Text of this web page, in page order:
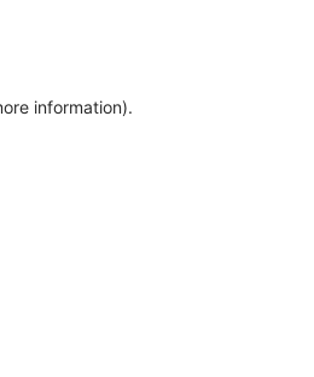
information).